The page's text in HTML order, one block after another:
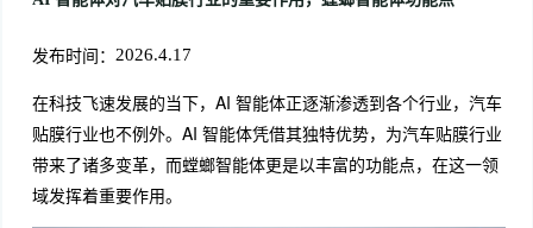
发布时间： 2026.4.17
在科技飞速发展的当下，AI 智能体正逐渐渗透到各个行业，汽车
贴膜行业也不例外。AI 智能体凭借其独特优势，为汽车贴膜行业
带来了诸多变革，而螳螂智能体更是以丰富的功能点，在这一领
域发挥着重要作用。